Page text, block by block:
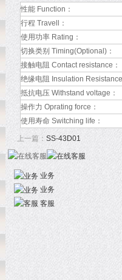
性能 Function：
行程 Travell：
使用功率 Rating：
切换类别 Timing(Optional)：
接触电阻 Contact resistance：
绝缘电阻 Insulation
抵抗电压 Withstand voltage：
操作力 Oprating force：
使用寿命 Switching life：
上一篇： SS-43D01
业务
业务
客服